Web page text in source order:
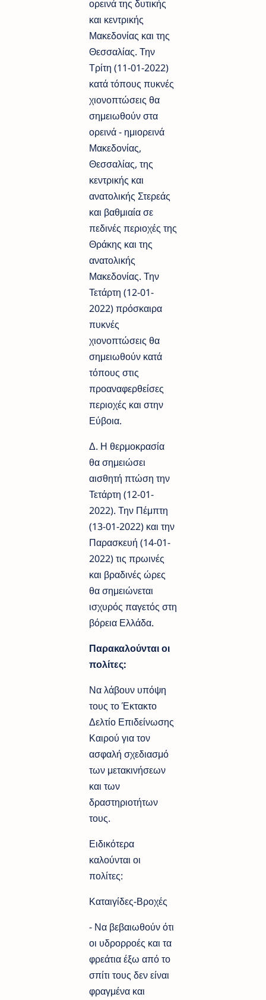
ορεινά της δυτικής
και κεντρικής
Μακεδονίας και της
Θεσσαλίας. Την
Τρίτη (11-01-2022)
κατά τόπους πυκνές
χιονοπτώσεις θα
σημειωθούν στα
ορεινά - ημιορεινά
Μακεδονίας,
Θεσσαλίας, της
κεντρικής και
ανατολικής Στερεάς
και βαθμιαία σε
πεδινές περιοχές της
Θράκης και της
ανατολικής
Μακεδονίας. Την
Τετάρτη (12-01-
2022) πρόσκαιρα
πυκνές
χιονοπτώσεις θα
σημειωθούν κατά
τόπους στις
προαναφερθείσες
περιοχές και στην
Εύβοια.
Δ. Η θερμοκρασία
θα σημειώσει
αισθητή πτώση την
Τετάρτη (12-01-
2022). Την Πέμπτη
(13-01-2022) και την
Παρασκευή (14-01-
2022) τις πρωινές
και βραδινές ώρες
θα σημειώνεται
ισχυρός παγετός στη
βόρεια Ελλάδα.
Παρακαλούνται οι
πολίτες:
Να λάβουν υπόψη
τους το Έκτακτο
Δελτίο Επιδείνωσης
Καιρού για τον
ασφαλή σχεδιασμό
των μετακινήσεων
και των
δραστηριοτήτων
τους.
Ειδικότερα
καλούνται οι
πολίτες:
Καταιγίδες-Βροχές
- Να βεβαιωθούν ότι
οι υδρορροές και τα
φρεάτια έξω από το
σπίτι τους δεν είναι
φραγμένα και